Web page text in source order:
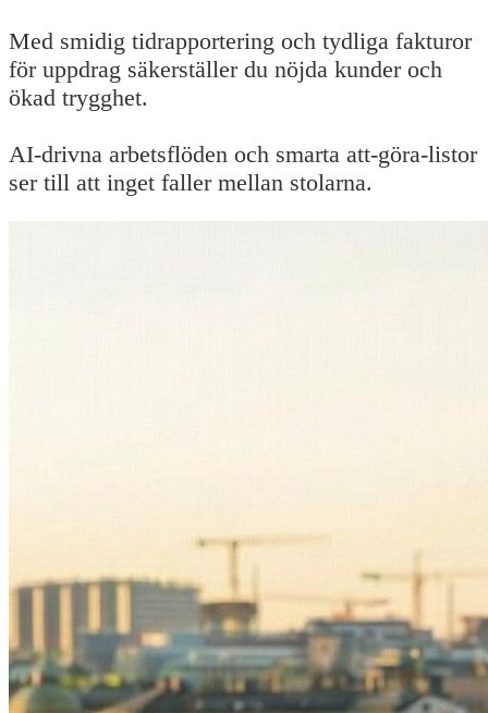
Med smidig tidrapportering och tydliga fakturor
för uppdrag säkerställer du nöjda kunder och
ökad trygghet.
AI-drivna arbetsflöden och smarta att-göra-listor
ser till att inget faller mellan stolarna.